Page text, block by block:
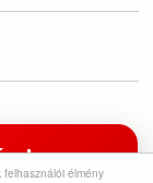
élmény